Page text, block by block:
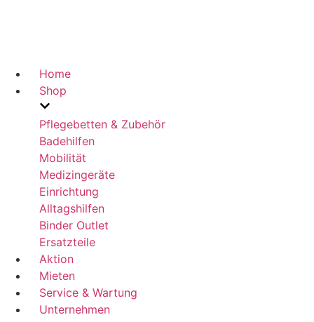
Home
Shop
Pflege­betten & Zubehör
Badehilfen
Mobilität
Medizingeräte
Einrichtung
Alltags­hilfen
Binder Outlet
Ersatzteile
Aktion
Mieten
Service & Wartung
Unternehmen